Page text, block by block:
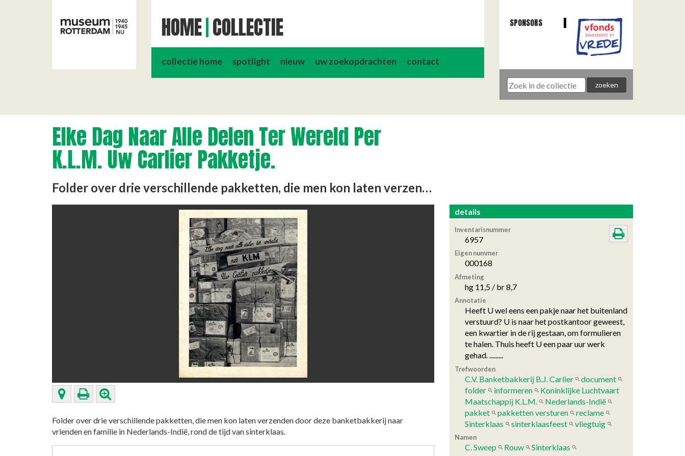
HOME COLLECTIE
collectie home spotlight nieuw uw zoekopdrachten contact
SPONSORS
Elke Dag Naar Alle Delen Ter Wereld Per
K.L.M. Uw Carlier Pakketje.
Folder over drie verschillende pakketten, die men kon laten verzenden door deze banketbakkerij naar vrienden en …
Folder over drie verschillende pakketten, die men kon laten verzenden door deze banketbakkerij naar
vrienden en familie in Nederlands-Indië, rond de tijd van sinterklaas.
details
Inventarisnummer
6957
Eigen nummer
000168
Afmeting
hg 11,5 / br 8,7
Annotatie
Heeft U wel eens een pakje naar het buitenland
verstuurd? U is naar het postkantoor geweest,
een kwartier in de rij gestaan, om formulieren
te halen. Thuis heeft U een paar uur werk
gehad. .........
Trefwoorden
C.V. Banketbakkerij B.J. Carlier
document
folder
informeren
Koninklijke Luchtvaart
Maatschappij K.L.M.
Nederlands-Indië
pakket
pakketten versturen
reclame
Sinterklaas
sinterklaasfeest vliegtuig
Namen
C. Sweep Rouw Sinterklaas